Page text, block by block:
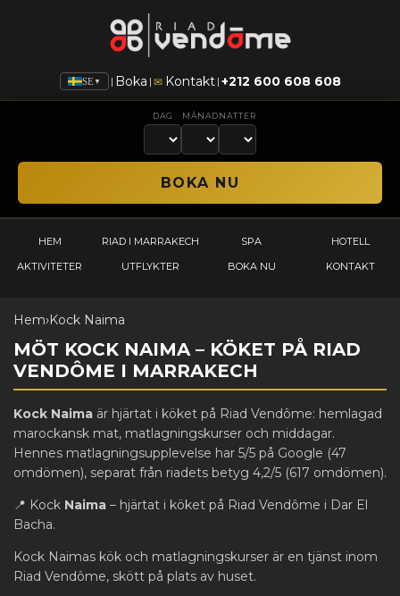
SE ▼ | Boka | ✉ Kontakt | +212 600 608 608
DAG MÅNADNÄTTER
HEM RIAD I MARRAKECH SPA
HOTELL
AKTIVITETER
UTFLYKTER BOKA NU KONTAKT
Hem›Kock Naima
MÖT KOCK NAIMA – KÖKET PÅ RIAD
VENDÔME I MARRAKECH
Kock Naima är hjärtat i köket på Riad Vendôme: hemlagad
marockansk mat, matlagningskurser och middagar.
Hennes matlagningsupplevelse har 5/5 på Google (47
omdömen), separat från riadets betyg 4,2/5 (617 omdömen).
📍 Kock Naima – hjärtat i köket på Riad Vendôme i Dar El
Bacha.
Kock Naimas kök och matlagningskurser är en tjänst inom
Riad Vendôme, skött på plats av huset.